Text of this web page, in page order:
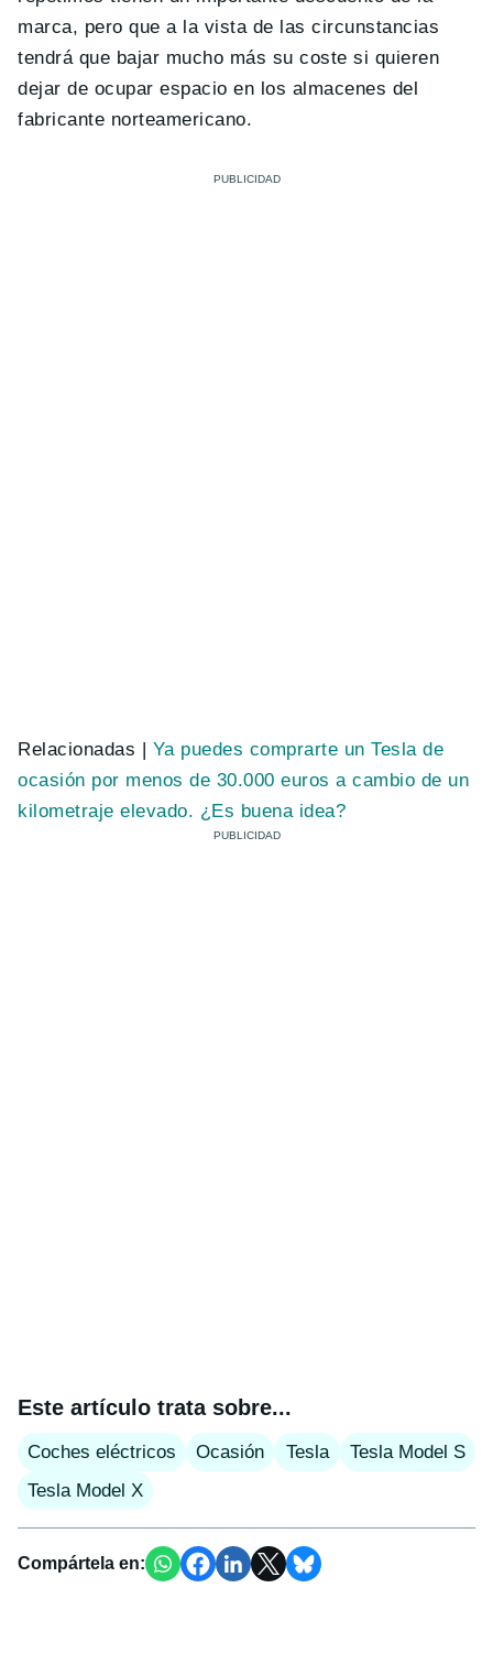
marca, pero que a la vista de las circunstancias
tendrá que bajar mucho más su coste si quieren
dejar de ocupar espacio en los almacenes del
fabricante norteamericano.
Relacionadas |
Ya puedes comprarte un Tesla de
ocasión por menos de 30.000 euros a cambio de un
kilometraje elevado. ¿Es buena idea?
Este artículo trata sobre...
Coches eléctricos Ocasión Tesla
Tesla Model S
Tesla Model X
Compártela en: